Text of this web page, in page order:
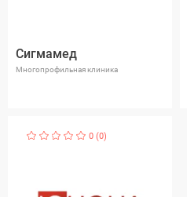
Сигмамед
Многопрофильная клиника
0 (0)